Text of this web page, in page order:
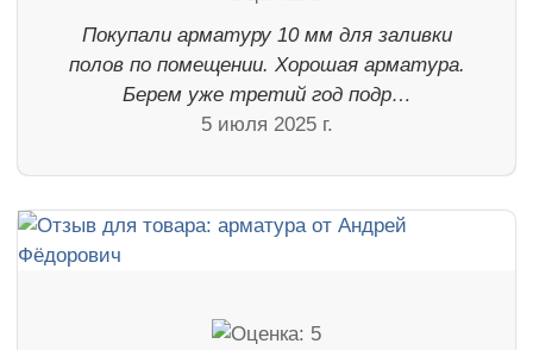
Покупали арматуру 10 мм для заливки
полов по помещении. Хорошая арматура.
Берем уже третий год подр…
5 июля 2025 г.